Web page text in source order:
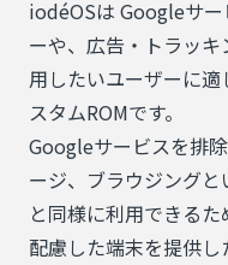
iodéOSは Googleサ
ーや、広告・トラッ
用したいユーザーに
スタムROMです。
Googleサービスを排
ージ、ブラウジング
と同様に利用できる
配慮した端末を提供